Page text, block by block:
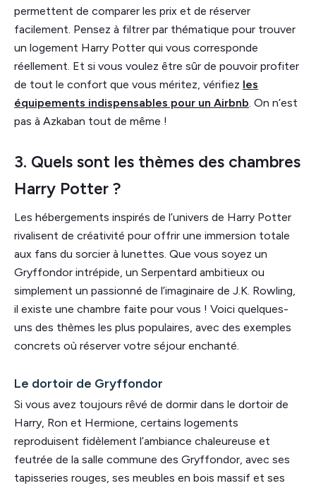
permettent de comparer les prix et de réserver
facilement. Pensez à filtrer par thématique pour trouver
un logement Harry Potter qui vous corresponde
réellement. Et si vous voulez être sûr de pouvoir profiter
de tout le confort que vous méritez, vérifiez les
équipements indispensables pour un Airbnb . On n’est
pas à Azkaban tout de même !
3. Quels sont les thèmes des chambres
Harry Potter ?
Les hébergements inspirés de l’univers de Harry Potter
rivalisent de créativité pour offrir une immersion totale
aux fans du sorcier à lunettes. Que vous soyez un
Gryffondor intrépide, un Serpentard ambitieux ou
simplement un passionné de l’imaginaire de J.K. Rowling,
il existe une chambre faite pour vous ! Voici quelques-
uns des thèmes les plus populaires, avec des exemples
concrets où réserver votre séjour enchanté.
Le dortoir de Gryffondor
Si vous avez toujours rêvé de dormir dans le dortoir de
Harry, Ron et Hermione, certains logements
reproduisent fidèlement l’ambiance chaleureuse et
feutrée de la salle commune des Gryffondor, avec ses
tapisseries rouges, ses meubles en bois massif et ses